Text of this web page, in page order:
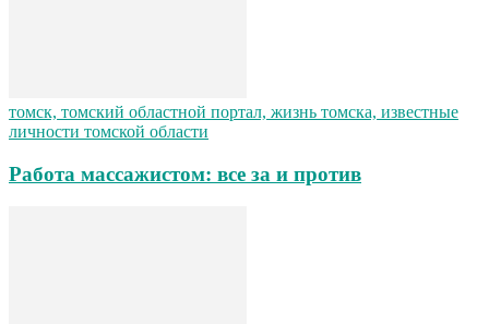
томск, томский областной портал, жизнь томска, известные
личности томской области
Работа массажистом: все за и против